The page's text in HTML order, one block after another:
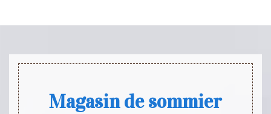
Magasin de sommier